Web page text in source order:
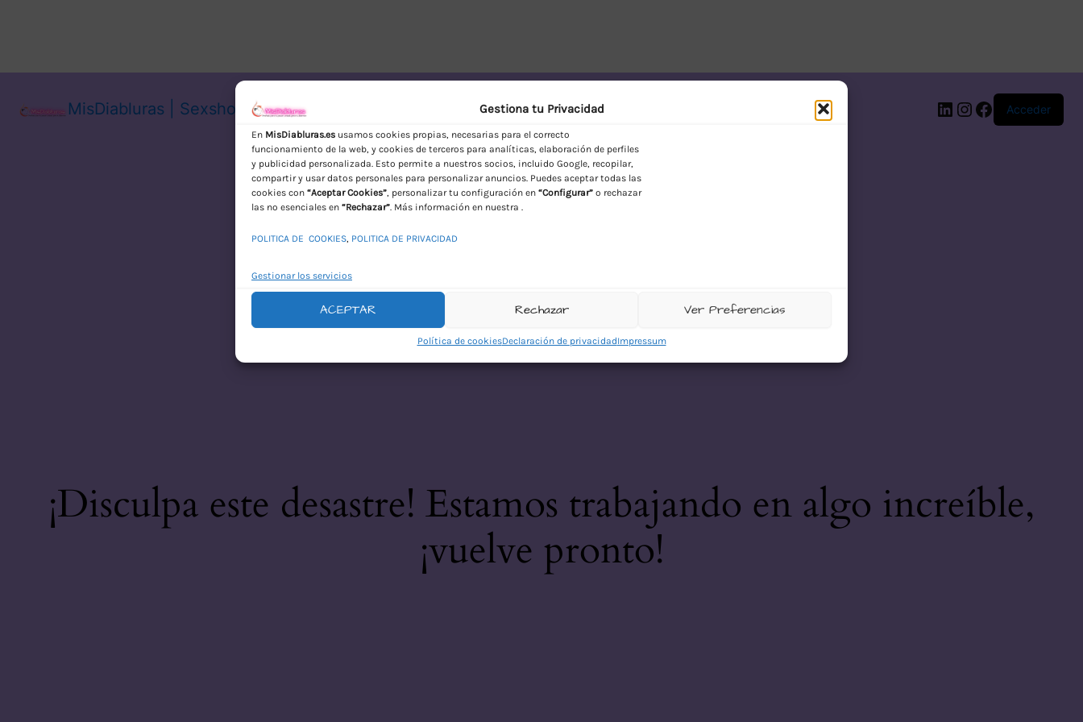
Gestiona tu Privacidad
En MisDiabluras.es usamos cookies propias, necesarias para el correcto
funcionamiento de la web, y cookies de terceros para analíticas, elaboración de perfiles
y publicidad personalizada. Esto permite a nuestros socios, incluido Google, recopilar,
compartir y usar datos personales para personalizar anuncios. Puedes aceptar todas las
cookies con “Aceptar Cookies”, personalizar tu configuración en “Configurar” o rechazar
las no esenciales en “Rechazar”. Más información en nuestra .
POLITICA DE COOKIES, POLITICA DE PRIVACIDAD
Gestionar los servicios
ACEPTAR Rechazar Ver Preferencias
Política de cookiesDeclaración de privacidadImpressum
MisDiabluras | Sexshop Online con Envío Discreto en España
LinkedIn
Instagram
Facebook
Acceder
¡Disculpa este desastre! Estamos trabajando en algo increíble,
¡vuelve pronto!